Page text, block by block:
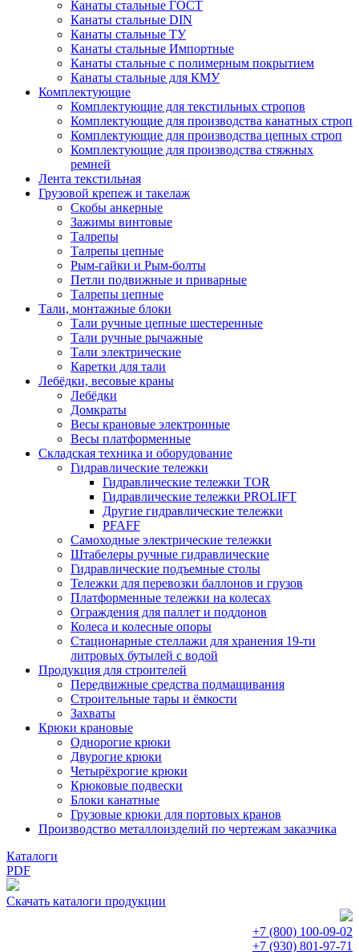
Канаты стальные ГОСТ
Канаты стальные DIN
Канаты стальные ТУ
Канаты стальные Импортные
Канаты стальные с полимерным покрытием
Канаты стальные для КМУ
Комплектующие
Комплектующие для текстильных стропов
Комплектующие для производства канатных строп
Комплектующие для производства цепных строп
Комплектующие для производства стяжных
ремней
Лента текстильная
Грузовой крепеж и такелаж
Скобы анкерные
Зажимы винтовые
Талрепы
Талрепы цепные
Рым-гайки и Рым-болты
Петли подвижные и приварные
Талрепы цепные
Тали, монтажные блоки
Тали ручные цепные шестеренные
Тали ручные рычажные
Тали электрические
Каретки для тали
Лебёдки, весовые краны
Лебёдки
Домкраты
Весы крановые электронные
Весы платформенные
Складская техника и оборудование
Гидравлические тележки
Гидравлические тележки TOR
Гидравлические тележки PROLIFT
Другие гидравлические тележки
PFAFF
Самоходные электрические тележки
Штабелеры ручные гидравлические
Гидравлические подъемные столы
Тележки для перевозки баллонов и грузов
Платформенные тележки на колесах
Ограждения для паллет и поддонов
Колеса и колесные опоры
Стационарные стеллажи для хранения 19-ти
литровых бутылей с водой
Продукция для строителей
Передвижные средства подмащивания
Строительные тары и ёмкости
Захваты
Крюки крановые
Однорогие крюки
Двурогие крюки
Четырёхрогие крюки
Крюковые подвески
Блоки канатные
Грузовые крюки для портовых кранов
Производство металлоизделий по чертежам заказчика
Каталоги
PDF
Скачать каталоги продукции
+7 (800) 100-09-02
+7 (930) 801-97-71